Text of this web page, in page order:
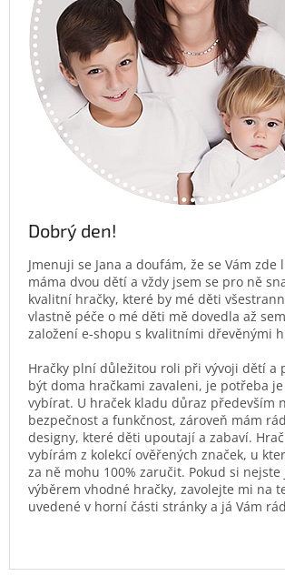
Dobrý den!
Jmenuji se Jana a doufám, že se Vám zde
máma dvou dětí a vždy jsem se pro ně
kvalitní hračky, které by mé děti
vlastně péče o mé děti mě dovedla až
založení e-shopu s kvalitními dřevěnými
Hračky plní důležitou roli při vývoji dětí a
být doma hračkami zavaleni, je potřeba
vybírat. U hraček kladu důraz především
bezpečnost a funkčnost, zároveň mám
designy, které děti upoutají a zabaví.
vybírám z kolekcí ověřených značek, u
za ně mohu 100% zaručit. Pokud si nejste
výběrem vhodné hračky, zavolejte mi na
uvedené v horní části stránky a já Vám